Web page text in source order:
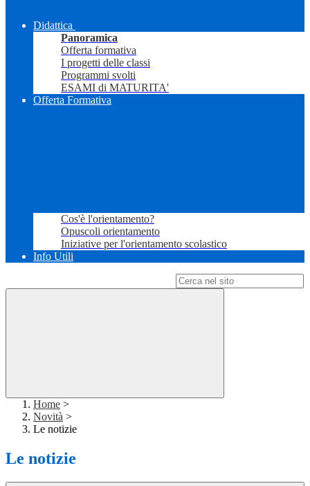
Didattica
Panoramica
Offerta formativa
I progetti delle classi
Programmi svolti
ESAMI di MATURITA'
Offerta Formativa
Cos'è l'orientamento?
Opuscoli orientamento
Iniziative per l'orientamento scolastico
Info Utili
Home >
Novità >
Le notizie
Le notizie